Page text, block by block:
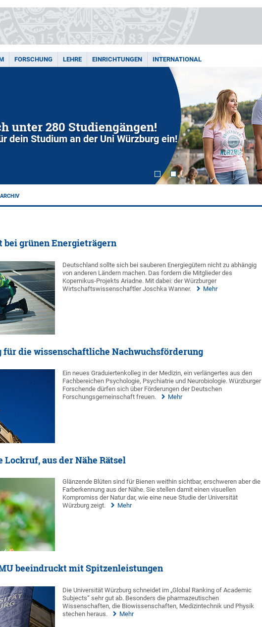
FORSCHUNG LEHRE EINRICHTUNGEN INTERNATIONAL
unter 280 Studiengängen!
dein Studium an der Uni Würzburg ein!
ARCHIV
bei grünen Energieträgern
Deutschland sollte sich bei sauberen Energiegütern nicht zu abhängig
von anderen Ländern machen. Das fordern die Mitglieder des
Kopernikus-Projekts Ariadne. Mit dabei: der Würzburger
Wirtschaftswissenschaftler Joschka Wanner.
Mehr
die wissenschaftliche Nachwuchsförderung
Ein neues Graduiertenkolleg in der Medizin, ein verlängertes aus den
Fachbereichen Psychologie, Psychiatrie und Neurobiologie. Würzburger
Forschende dürfen sich über Förderungen der Deutschen
Forschungsgemeinschaft freuen.
Mehr
Lockruf, aus der Nähe Rätsel
Glänzende Blüten sind für Bienen weithin sichtbar, erschweren aber die
Farberkennung aus der Nähe. Sie stellen damit einen visuellen
Kompromiss der Natur dar, wie eine neue Studie der Universität
Würzburg zeigt.
Mehr
beeindruckt mit Spitzenleistungen
Die Universität Würzburg schneidet im „Global Ranking of Academic
Subjects“ sehr gut ab. Besonders die pharmazeutischen
Wissenschaften, die Biowissenschaften, Medizintechnik und Physik
stechen heraus.
Mehr